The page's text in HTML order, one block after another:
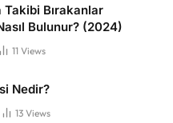
Takibi Bırakanlar
Bulunur? (2024)
11 Views
Nedir?
13 Views